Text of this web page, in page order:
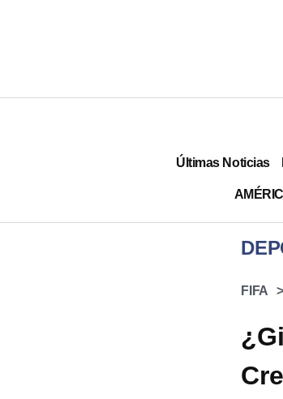
Últimas Noticias
FIFA